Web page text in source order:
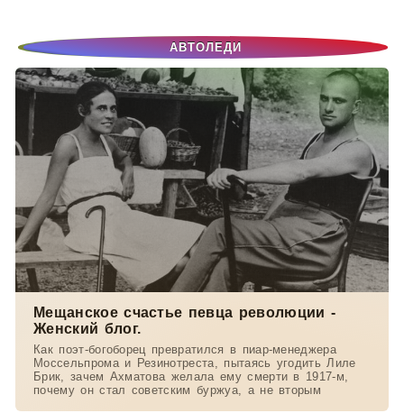
АВТОЛЕДИ
Мещанское счастье певца революции -
Женский блог.
Как поэт-богоборец превратился в пиар-менеджера
Моссельпрома и Резинотреста, пытаясь угодить Лиле
Брик, зачем Ахматова желала ему смерти в 1917-м,
почему он стал советским буржуа, а не вторым